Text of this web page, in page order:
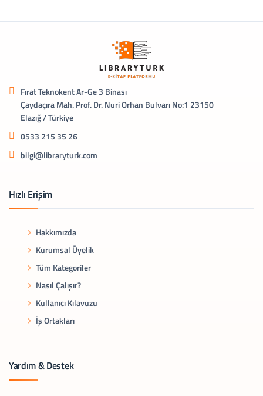
Fırat Teknokent Ar-Ge 3 Binası
Çaydaçıra Mah. Prof. Dr. Nuri Orhan Bulvarı No:1 23150
Elazığ / Türkiye
0533 215 35 26
bilgi@libraryturk.com
Hızlı Erişim
Hakkımızda
Kurumsal Üyelik
Tüm Kategoriler
Nasıl Çalışır?
Kullanıcı Kılavuzu
İş Ortakları
Yardım & Destek